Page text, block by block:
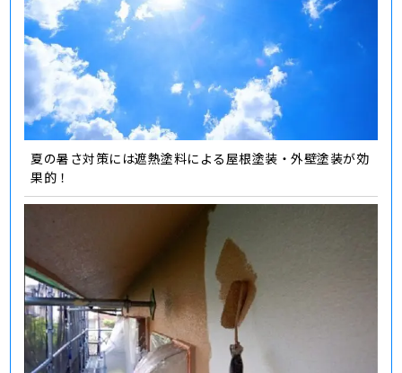
夏の暑さ対策には遮熱塗料による屋根塗装・外壁塗装が効
果的！